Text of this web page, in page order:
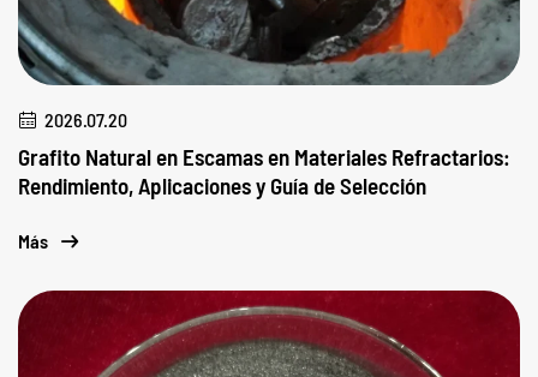
2026.07.20
Grafito Natural en Escamas en Materiales Refractarios:
Rendimiento, Aplicaciones y Guía de Selección
Más